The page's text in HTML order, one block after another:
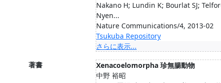
Nakano H; Lundin K; Bourlat SJ;
Nyen...
Nature Communications/4, 2013-02
Tsukuba Repository
さらに表示...
著書
Xenacoelomorpha 珍無腸動物
中野 裕昭